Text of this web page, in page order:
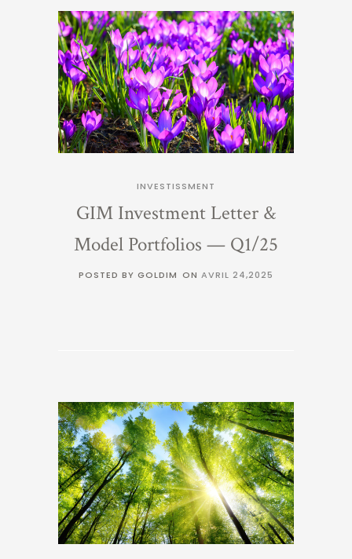
INVESTISSMENT
GIM Investment Letter &
Model Portfolios — Q1/25
POSTED BY GOLDIM ON AVRIL 24,2025